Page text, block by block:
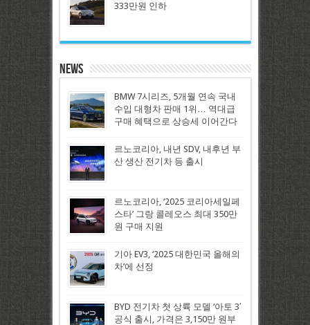
333만원 인하
News
BMW 7시리즈, 5개월 연속 국내
수입 대형차 판매 1위… 역대급
구매 혜택으로 상승세 이어간다
르노코리아, 내년 SDV, 내후년 부
산 생산 전기차 등 출시
르노코리아, ‘2025 코리아세일페
스타’ 그랑 콜레오스 최대 350만
원 구매 지원
기아 EV3, ‘2025 대한민국 올해의
차’에 선정
BYD 전기차 첫 상륙 모델 ‘아토 3′
공식 출시, 가격은 3,150만 원부